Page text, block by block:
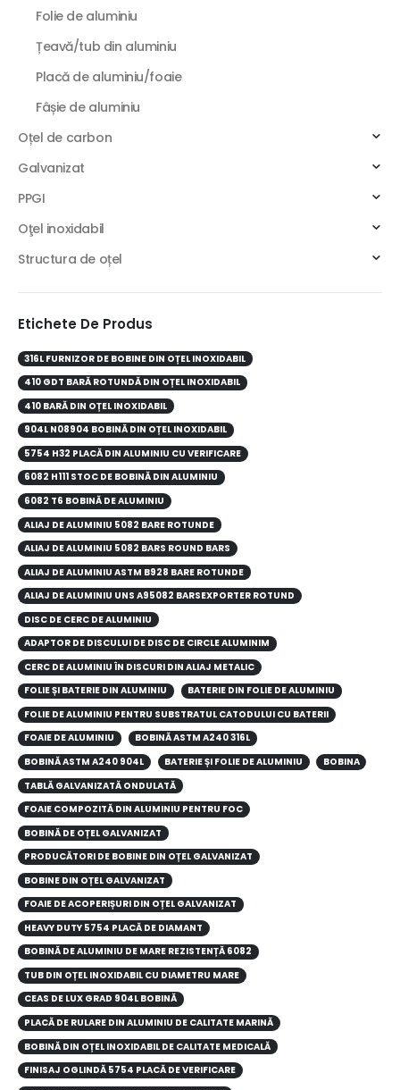
Folie de aluminiu
Țeavă/tub din aluminiu
Placă de aluminiu/foaie
Fâșie de aluminiu
Oțel de carbon
Galvanizat
PPGI
Oţel inoxidabil
Structura de oțel
Etichete De Produs
316L FURNIZOR DE BOBINE DIN OȚEL INOXIDABIL
410 GDT BARĂ ROTUNDĂ DIN OȚEL INOXIDABIL
410 BARĂ DIN OȚEL INOXIDABIL
904L N08904 BOBINĂ DIN OȚEL INOXIDABIL
5754 H32 PLACĂ DIN ALUMINIU CU VERIFICARE
6082 H111 STOC DE BOBINĂ DIN ALUMINIU
6082 T6 BOBINĂ DE ALUMINIU
ALIAJ DE ALUMINIU 5082 BARE ROTUNDE
ALIAJ DE ALUMINIU 5082 BARS ROUND BARS
ALIAJ DE ALUMINIU ASTM B928 BARE ROTUNDE
ALIAJ DE ALUMINIU UNS A95082 BARSEXPORTER ROTUND
DISC DE CERC DE ALUMINIU
ADAPTOR DE DISCULUI DE DISC DE CIRCLE ALUMINIM
CERC DE ALUMINIU ÎN DISCURI DIN ALIAJ METALIC
FOLIE ȘI BATERIE DIN ALUMINIU
BATERIE DIN FOLIE DE ALUMINIU
FOLIE DE ALUMINIU PENTRU SUBSTRATUL CATODULUI CU BATERII
FOAIE DE ALUMINIU
BOBINĂ ASTM A240 316L
BOBINĂ ASTM A240 904L
BATERIE ȘI FOLIE DE ALUMINIU
BOBINA
TABLĂ GALVANIZATĂ ONDULATĂ
FOAIE COMPOZITĂ DIN ALUMINIU PENTRU FOC
BOBINĂ DE OȚEL GALVANIZAT
PRODUCĂTORI DE BOBINE DIN OȚEL GALVANIZAT
BOBINE DIN OȚEL GALVANIZAT
FOAIE DE ACOPERIȘURI DIN OȚEL GALVANIZAT
HEAVY DUTY 5754 PLACĂ DE DIAMANT
BOBINĂ DE ALUMINIU DE MARE REZISTENȚĂ 6082
TUB DIN OȚEL INOXIDABIL CU DIAMETRU MARE
CEAS DE LUX GRAD 904L BOBINĂ
PLACĂ DE RULARE DIN ALUMINIU DE CALITATE MARINĂ
BOBINĂ DIN OȚEL INOXIDABIL DE CALITATE MEDICALĂ
FINISAJ OGLINDĂ 5754 PLACĂ DE VERIFICARE